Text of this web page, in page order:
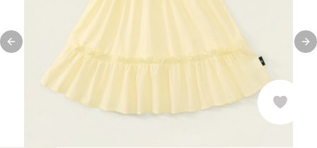
Previous slide